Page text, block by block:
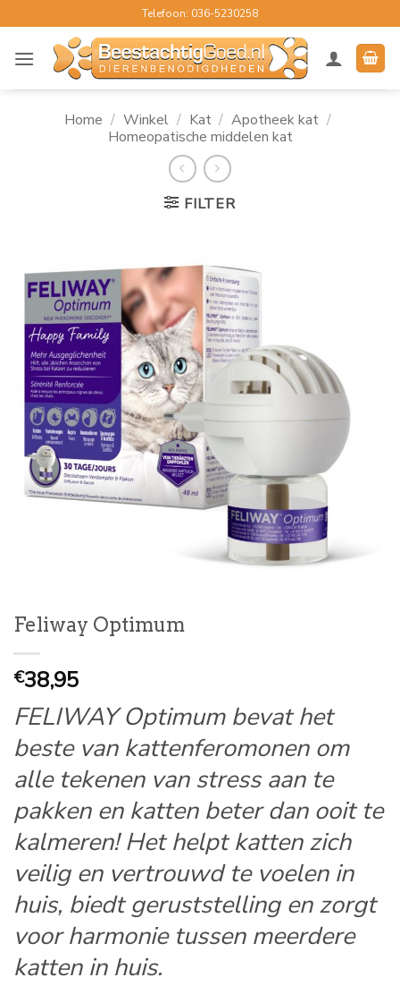
naar
inhoud
Telefoon: 036-5230258
Home / Winkel / Kat / Apotheek kat /
Homeopatische middelen kat
FILTER
Feliway Optimum
€38,95
FELIWAY Optimum bevat het
beste van kattenferomonen om
alle tekenen van stress aan te
pakken en katten beter dan ooit te
kalmeren! Het helpt katten zich
veilig en vertrouwd te voelen in
huis, biedt geruststelling en zorgt
voor harmonie tussen meerdere
katten in huis.